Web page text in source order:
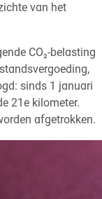
van het
CO₂-belasting
sinds 1 januari
21e kilometer.
afgetrokken.